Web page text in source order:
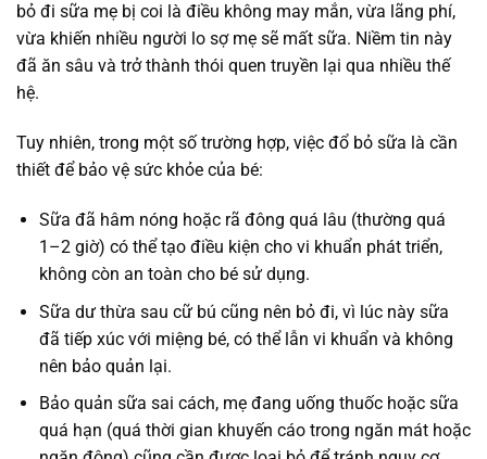
bỏ đi sữa mẹ bị coi là điều không may mắn, vừa lãng phí,
vừa khiến nhiều người lo sợ mẹ sẽ mất sữa. Niềm tin này
đã ăn sâu và trở thành thói quen truyền lại qua nhiều thế
hệ.
Tuy nhiên, trong một số trường hợp, việc đổ bỏ sữa là cần
thiết để bảo vệ sức khỏe của bé:
Sữa đã hâm nóng hoặc rã đông quá lâu (thường quá
1–2 giờ) có thể tạo điều kiện cho vi khuẩn phát triển,
không còn an toàn cho bé sử dụng.
Sữa dư thừa sau cữ bú cũng nên bỏ đi, vì lúc này sữa
đã tiếp xúc với miệng bé, có thể lẫn vi khuẩn và không
nên bảo quản lại.
Bảo quản sữa sai cách, mẹ đang uống thuốc hoặc sữa
quá hạn (quá thời gian khuyến cáo trong ngăn mát hoặc